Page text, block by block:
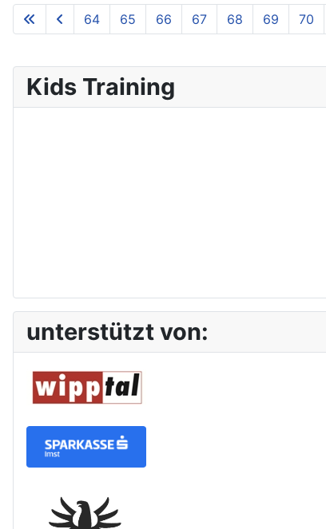
64 65 66 67 68 69 70
Kids Training
unterstützt von: